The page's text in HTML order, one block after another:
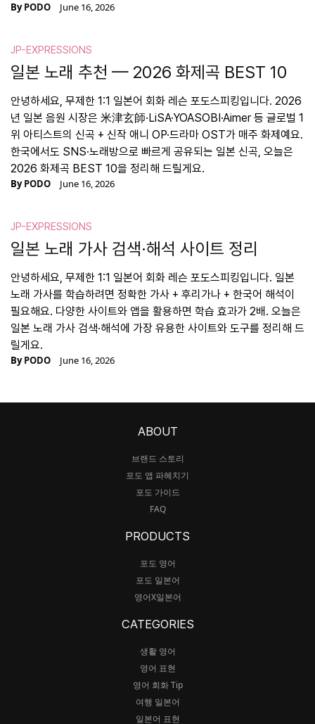
ByPODO June 16, 2026
JP-EXPRESSIONS
일본 노래 추천 — 2026 화제곡 BEST 10
안녕하세요, 무제한 1:1 일본어 회화 레슨 포도스피킹입니다. 2026
년 일본 음원 시장은 米津玄師·LiSA·YOASOBI·Aimer 등 글로벌 1
위 아티스트의 신곡 + 신작 애니 OP·드라마 OST가 매주 화제예요.
한국에서도 SNS·노래방으로 빠르게 공유되는 일본 신곡, 오늘은
2026 화제곡 BEST 10을 정리해 드릴게요.
ByPODO June 16, 2026
JP-EXPRESSIONS
일본 노래 가사 검색·해석 사이트 정리
안녕하세요, 무제한 1:1 일본어 회화 레슨 포도스피킹입니다. 일본
노래 가사를 학습하려면 정확한 가사 + 후리가나 + 한국어 해석이
필요해요. 다양한 사이트와 앱을 활용하면 학습 효과가 2배. 오늘은
일본 노래 가사 검색·해석에 가장 유용한 사이트와 도구를 정리해 드
릴게요.
ByPODO June 16, 2026
ABOUT
브랜드 스토리
포도 앱 파헤치기
포도 가이드
FAQ
PRODUCTS
포도 영어
포도 일본어
영어X일본어
CATEGORIES
생활 영어
영어 표현
영어 회화 Tip
여행 일본어
일본어 표현